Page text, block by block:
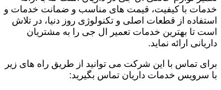
خدمات با کیفیت، قیمت های مناسب و ضمانت خدمات و
استفاده از قطعات اصلی و تکنولوژی روز دنیا، در تلاش
است تا بهترین خدمات تعمیر ال جی را به مشتریان
داریانی ارائه نماید.
برای تماس با این شرکت می توانید از طریق راه های زیر
با سرویس خدمات داریان تماس بگیرید: